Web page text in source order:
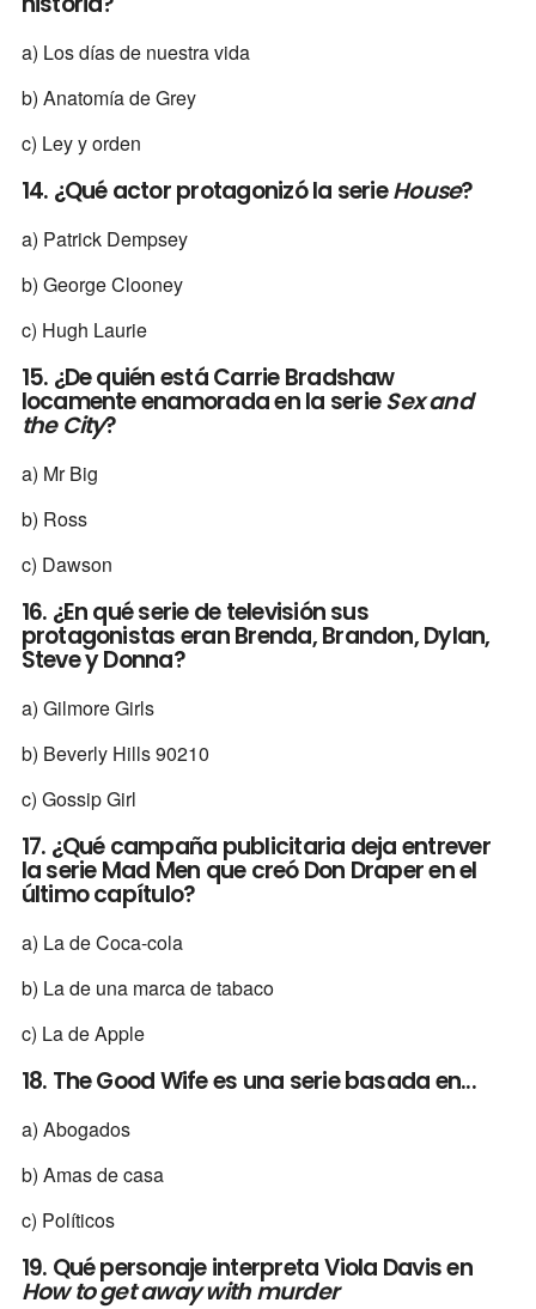
a) Los días de nuestra vida
b) Anatomía de Grey
c) Ley y orden
14. ¿Qué actor protagonizó la serieHouse?
a) Patrick Dempsey
b) George Clooney
c) Hugh Laurie
15. ¿De quién está Carrie Bradshaw
locamente enamorada en la serieSex and
the City?
a) Mr Big
b) Ross
c) Dawson
16. ¿En qué serie de televisión sus
protagonistas eran Brenda, Brandon, Dylan,
Steve y Donna?
a) Gilmore Girls
b) Beverly Hills 90210
c) Gossip Girl
17. ¿Qué campaña publicitaria deja entrever
la serie Mad Men que creó Don Draper en el
último capítulo?
a) La de Coca-cola
b) La de una marca de tabaco
c) La de Apple
18. The Good Wife es una serie basada en...
a) Abogados
b) Amas de casa
c) Políticos
19. Qué personaje interpreta Viola Davis en
How to get away with murder